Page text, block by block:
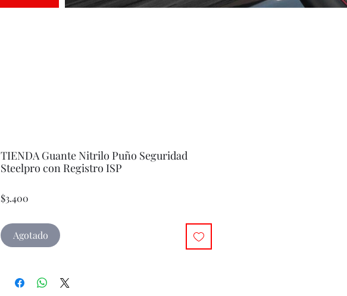
TIENDA Guante Nitrilo Puño Seguridad
Steelpro con Registro ISP
$3.400
Agotado